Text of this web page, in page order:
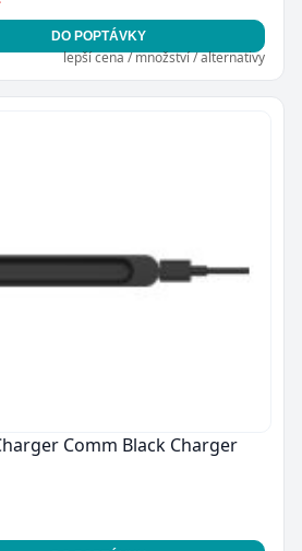
DO POPTÁVKY
lepší cena / množství / alternativy
Comm Black Charger